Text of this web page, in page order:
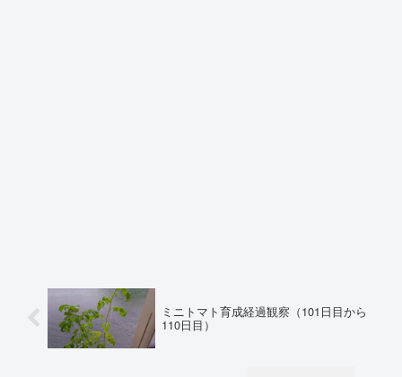
ミニトマト育成経過観察（101日目から
110日目）